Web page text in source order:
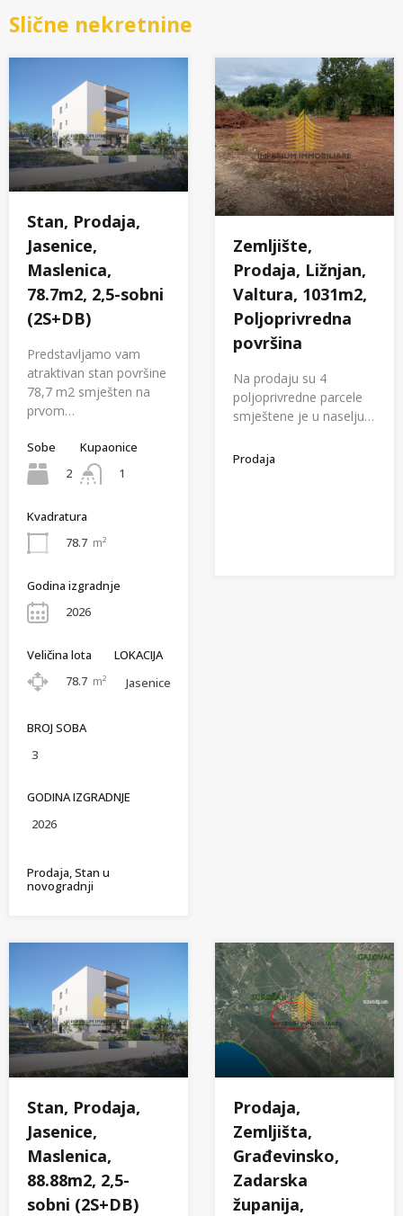
Slične nekretnine
Stan, Prodaja,
Jasenice,
Maslenica,
78.7m2, 2,5-sobni
(2S+DB)
Predstavljamo vam
atraktivan stan površine
78,7 m2 smješten na
prvom…
Sobe
2
Kupaonice
1
Kvadratura
78.7 m²
Godina izgradnje
2026
Veličina lota
78.7 m²
LOKACIJA
Jasenice
BROJ SOBA
3
GODINA IZGRADNJE
2026
Prodaja, Stan u
novogradnji
Zemljište,
Prodaja, Ližnjan,
Valtura, 1031m2,
Poljoprivredna
površina
Na prodaju su 4
poljoprivredne parcele
smještene je u naselju…
Prodaja
Stan, Prodaja,
Jasenice,
Maslenica,
88.88m2, 2,5-
sobni (2S+DB)
Prodaja,
Zemljišta,
Građevinsko,
Zadarska
županija,